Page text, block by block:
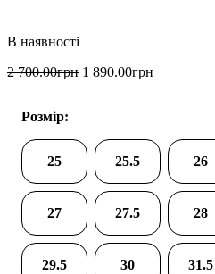
2 700.00грн 1 890.00грн
Розмір:
25 25.5 26
27 27.5 28
29.5 30 31.5